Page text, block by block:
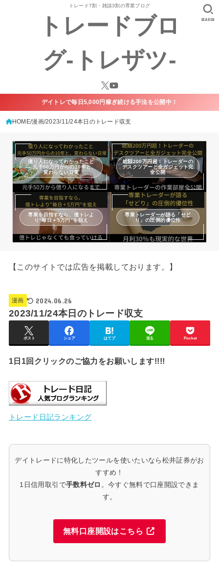
トレード7割・雑談3割の専業ブログ
トレードブロ
グ-トレザツ-
SEARCH
デイトレで毎日5,000円稼ぎ続ける手法を公開中！
HOME 漫画 2023/11/24本日のトレード収支
億り人になってわかったこと
— 元手50万円からの10年と、
変わらない日常
総額200万円超！トレーダーの
デスクツアーと全ガジェット完
全公開
専業を目指すなら、億トレよ
り“毎日＋5万円”を狙え
専業トレーダーが語る「せど
り」の圧倒的優位性
【このサイトでは広告を掲載しております。】
漫画 2024.06.26
2023/11/24本日のトレード収支
ポスト シェア はてブ 送る Pocket
1日1回クリックのご協力をお願いします!!!!
トレード日記ランキング
デイトレードに特化したツールを使いたいなら松井証券がお
すすめ！
1日信用取引で手数料ゼロ 。今すぐ無料で口座開設できま
す。
無料口座開設はこちら